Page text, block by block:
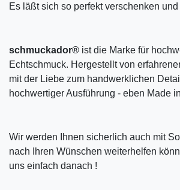
Es läßt sich so perfekt verschenken
schmuckador® ist die Marke für
Echtschmuck. Hergestellt von
mit der Liebe zum handwerklichen
hochwertiger Ausführung - eben Made
Wir werden Ihnen sicherlich auch mit
nach Ihren Wünschen weiterhelfen
uns einfach danach !